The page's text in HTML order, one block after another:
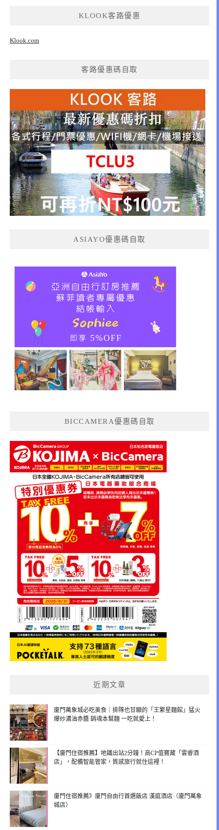
KLOOK客路優惠
Klook.com
客路優惠碼自取
ASIAYO優惠碼自取
BICCAMERA優惠碼自取
近期文章
廈門萬象城必吃美食｜排隊也甘願的「王繁星麵館」猛火
爆炒濃油赤醬 銷魂本幫麵 一吃就愛上！
【廈門住宿推薦】地鐵出站2分鐘！高CP值寶藏「雲睿酒
店」，配備智能管家，質感旅行就住這裡！
廈門住宿推薦》廈門自由行首選飯店 漢庭酒店（廈門萬象
城店）